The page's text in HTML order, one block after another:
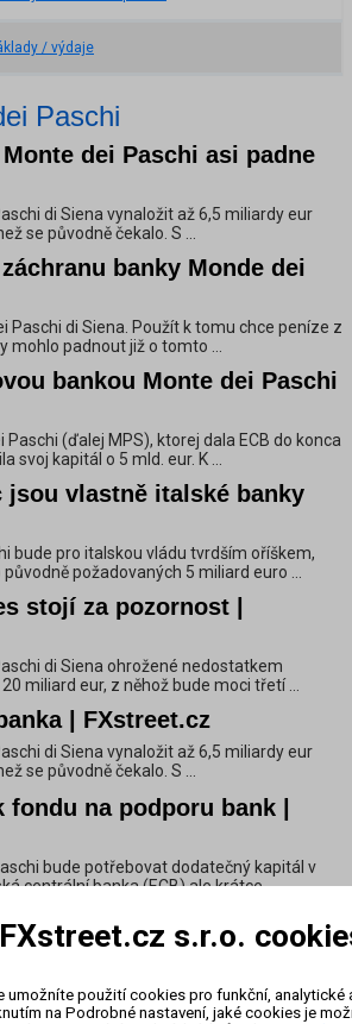
/ výdaje
Paschi
dei Paschi asi padne
di Siena vynaložit až 6,5 miliardy eur
se původně čekalo. S ...
banky Monde dei
Paschi di Siena. Použít k tomu chce peníze z
mohlo padnout již o tomto ...
bankou Monte dei Paschi
Paschi (ďalej MPS), ktorej dala ECB do konca
svoj kapitál o 5 mld. eur. K ...
jsou vlastně italské banky
bude pro italskou vládu tvrdším oříškem,
požadovaných 5 miliard euro ...
stojí za pozornost |
di Siena ohrožené nedostatkem
miliard eur, z něhož bude moci třetí ...
| FXstreet.cz
di Siena vynaložit až 6,5 miliardy eur
se původně čekalo. S ...
na podporu bank |
bude potřebovat dodatečný kapitál v
centrální banka (ECB) ale krátce ...
bude pro italskou vládu tvrdším oříškem,
banky: 2x urovnání, 1x
FXstreet.cz s.r.o.
použití cookies pro funkční, analytické
na Podrobné nastavení, jaké cookies je